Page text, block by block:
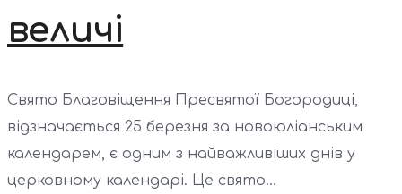
величі
Свято Благовіщення Пресвятої Богородиці,
відзначається 25 березня за новоюліанським
календарем, є одним з найважливіших днів у
церковному календарі. Це свято...